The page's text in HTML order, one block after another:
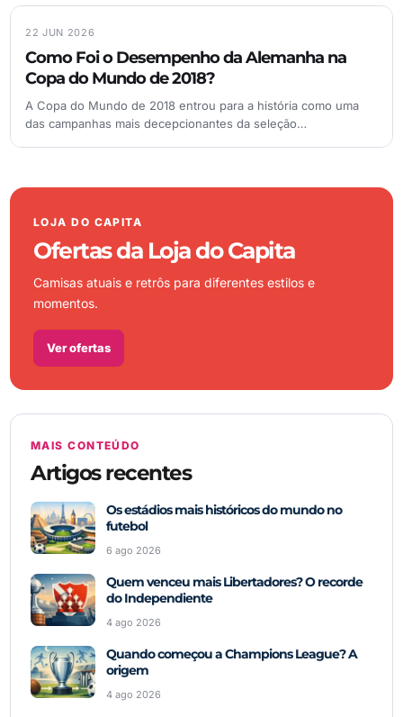
22 JUN 2026
Como Foi o Desempenho da Alemanha na
Copa do Mundo de 2018?
A Copa do Mundo de 2018 entrou para a história como uma
das campanhas mais decepcionantes da seleção…
LOJA DO CAPITA
Ofertas da Loja do Capita
Camisas atuais e retrôs para diferentes estilos e
momentos.
Ver ofertas
MAIS CONTEÚDO
Artigos recentes
Os estádios mais históricos do mundo no
futebol
6 ago 2026
Quem venceu mais Libertadores? O recorde
do Independiente
4 ago 2026
Quando começou a Champions League? A
origem
4 ago 2026